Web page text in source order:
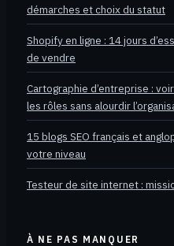
démarches et choix du statut
Shopify en ligne : 14 jours
de vendre
Cartographie d’entreprise :
les rôles sans alourdir
15 blogs SEO français et
votre niveau
Testeur de site internet :
À NE PAS MANQUER